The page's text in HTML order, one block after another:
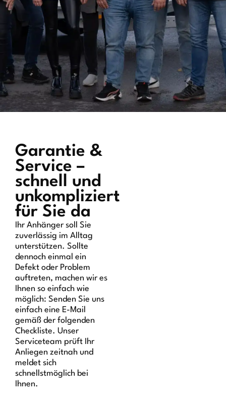
Garantie &
Service –
schnell und
unkompliziert
für Sie da
Ihr Anhänger soll Sie
zuverlässig im Alltag
unterstützen. Sollte
dennoch einmal ein
Defekt oder Problem
auftreten, machen wir es
Ihnen so einfach wie
möglich: Senden Sie uns
einfach eine E-Mail
gemäß der folgenden
Checkliste. Unser
Serviceteam prüft Ihr
Anliegen zeitnah und
meldet sich
schnellstmöglich bei
Ihnen.